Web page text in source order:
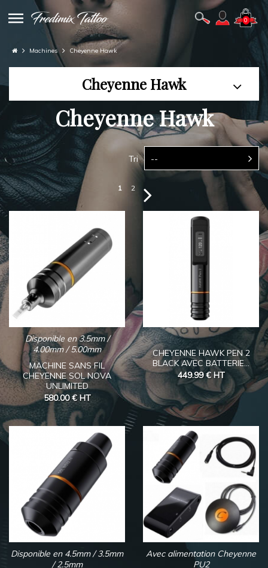
0
Machines Cheyenne Hawk
Cheyenne Hawk
Cheyenne Hawk
Tri --
1 2
Disponible en 3.5mm /
4.00mm / 5.00mm
MACHINE SANS FIL
CHEYENNE SOL NOVA
UNLIMITED
580.00 €HT
CHEYENNE HAWK PEN 2
BLACK AVEC BATTERIE...
449.99 €HT
Disponible en 4.5mm / 3.5mm
/ 2.5mm
Avec alimentation Cheyenne
PU2